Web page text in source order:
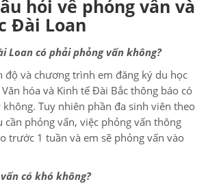
hỏi về phỏng vấn và
Đài Loan
Loan có phải phỏng vấn không?
độ và chương trình em đăng ký du học
hóa và Kinh tế Đài Bắc thông báo có
không. Tuy nhiên phần đa sinh viên theo
cần phỏng vấn, việc phỏng vấn thông
trước 1 tuần và em sẽ phỏng vấn vào
có khó không?